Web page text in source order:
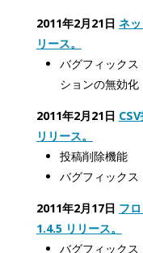
2011年2月21日 ネ
リース。
バグフィック
ションの無効化
2011年2月21日
リリース。
投稿削除機能
バグフィックス
2011年2月17日 フ
1.4.5 リリース。
バグフィックス